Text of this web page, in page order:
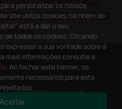
E AOS CUIDADOS
SAÚDE
- Todos os direitos reservados -
980487285
personalizar os nossos
site utiliza cookies, também de
está a dar o seu
todos os cookies. Clicando
expressar a sua vontade sobre à
mais informações consulte a
. Ao fechar este banner, os
necessários para esta
Aceitar